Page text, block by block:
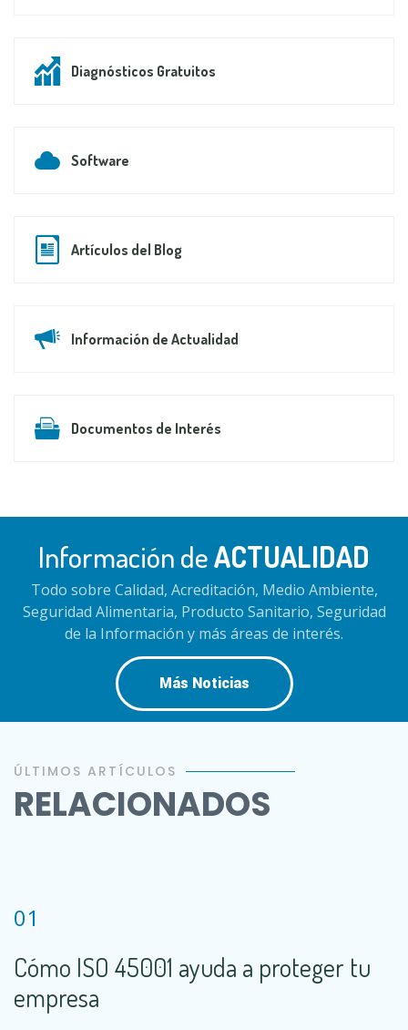
Diagnósticos Gratuitos
Software
Artículos del Blog
Información de Actualidad
Documentos de Interés
Información deACTUALIDAD
Todo sobre Calidad, Acreditación, Medio Ambiente,
Seguridad Alimentaria, Producto Sanitario, Seguridad
de la Información y más áreas de interés.
Más Noticias
ÚLTIMOS ARTÍCULOS
RELACIONADOS
01
Cómo ISO 45001 ayuda a proteger tu
empresa